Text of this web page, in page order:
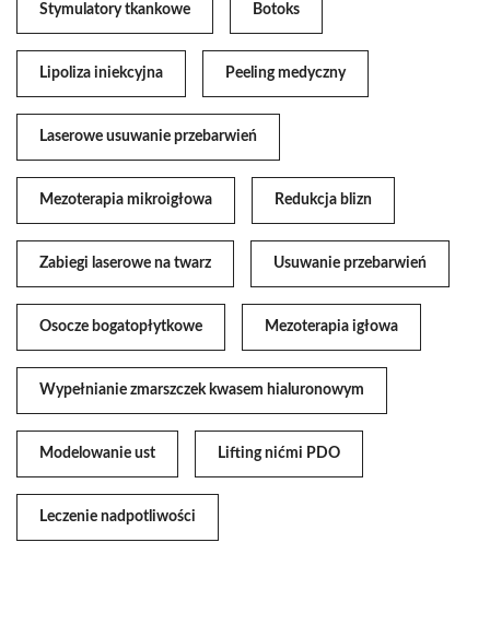
Stymulatory tkankowe Botoks
Lipoliza iniekcyjna Peeling medyczny
Laserowe usuwanie przebarwień
Mezoterapia mikroigłowa Redukcja blizn
Zabiegi laserowe na twarz Usuwanie przebarwień
Osocze bogatopłytkowe Mezoterapia igłowa
Wypełnianie zmarszczek kwasem hialuronowym
Modelowanie ust Lifting nićmi PDO
Leczenie nadpotliwości